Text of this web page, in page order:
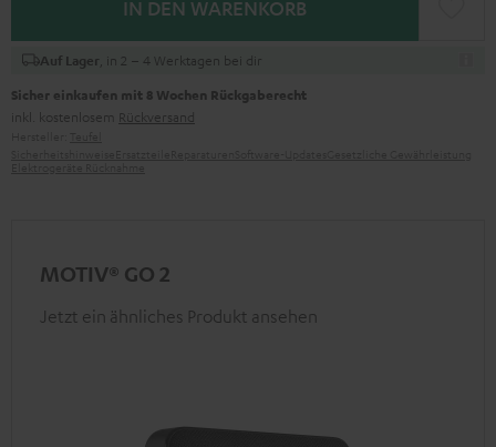
IN DEN WARENKORB
Auf Lager , in 2 – 4 Werktagen bei dir
Sicher einkaufen mit 8 Wochen Rückgaberecht
inkl. kostenlosem Rückversand
MOTIV® GO 2
Jetzt ein ähnliches Produkt ansehen